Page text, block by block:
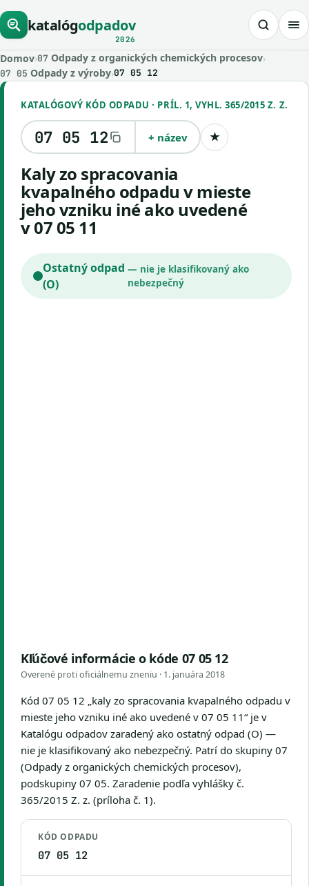
katalógodpadov
2026
Domov›07 Odpady z organických chemických procesov›
07 05 Odpady z výroby›07 05 12
KATALÓGOVÝ KÓD ODPADU · PRÍL. 1, VYHL. 365/2015 Z. Z.
07 05 12 + název ★Uložiť kód
kaly zo spracovania
kvapalného odpadu v mieste
jeho vzniku iné ako uvedené
v 07 05 11
Ostatný odpad
(O)
— nie je klasifikovaný ako
nebezpečný
Kľúčové informácie o kóde 07 05 12
Overené proti oficiálnemu zneniu · 1. januára 2018
Kód 07 05 12 „kaly zo spracovania kvapalného odpadu v
mieste jeho vzniku iné ako uvedené v 07 05 11“ je v
Katalógu odpadov zaradený ako ostatný odpad (O) —
nie je klasifikovaný ako nebezpečný. Patrí do skupiny 07
(Odpady z organických chemických procesov),
podskupiny 07 05. Zaradenie podľa vyhlášky č.
365/2015 Z. z. (príloha č. 1).
KÓD ODPADU
07 05 12